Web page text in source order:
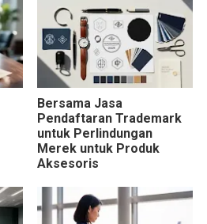
Bersama Jasa
Pendaftaran Trademark
untuk Perlindungan
Merek untuk Produk
Aksesoris